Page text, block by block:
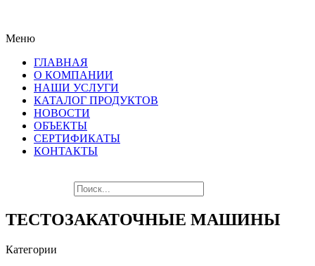
Меню
ГЛАВНАЯ
О КОМПАНИИ
НАШИ УСЛУГИ
КАТАЛОГ ПРОДУКТОВ
НОВОСТИ
ОБЪЕКТЫ
СЕРТИФИКАТЫ
КОНТАКТЫ
ТЕСТОЗАКАТОЧНЫЕ МАШИНЫ
Категории